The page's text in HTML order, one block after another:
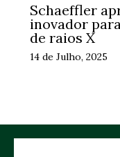
Schaeffler
inovador
de raios X
14 de Julho, 2025